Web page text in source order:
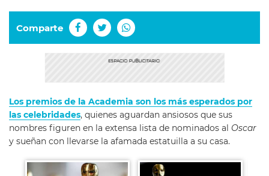
Comparte
Los premios de la Academia son los más esperados por
las celebridades, quienes aguardan ansiosos que sus
nombres figuren en la extensa lista de nominados al Oscar
y sueñan con llevarse la afamada estatuilla a su casa.